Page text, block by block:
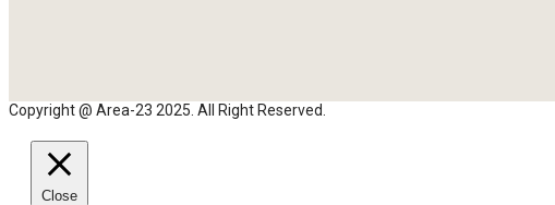
Copyright @ Area-23 2025. All Right Reserved.
Close